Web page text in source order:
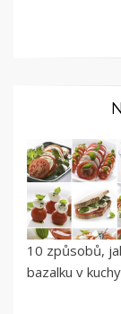
10 způsobů,
bazalku v